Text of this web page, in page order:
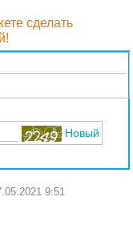
сделать
Новый
9:51